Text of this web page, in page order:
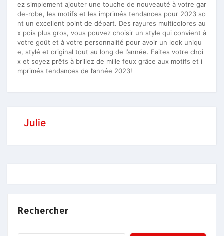
ez simplement ajouter une touche de nouveauté à votre gar
de-robe, les motifs et les imprimés tendances pour 2023 so
nt un excellent point de départ. Des rayures multicolores au
x pois plus gros, vous pouvez choisir un style qui convient à
votre goût et à votre personnalité pour avoir un look uniqu
e, stylé et original tout au long de l’année. Faites votre choi
x et soyez prêts à brillez de mille feux grâce aux motifs et i
mprimés tendances de l’année 2023!
Julie
Rechercher